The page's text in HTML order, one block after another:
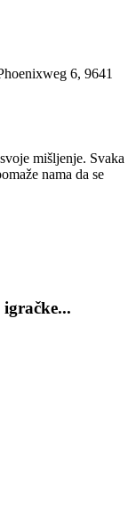
6, 9641
mišljenje. Svaka
nama da se
igračke...